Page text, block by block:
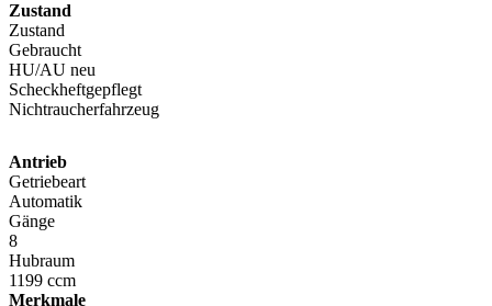
Zustand
Zustand
Gebraucht
HU/AU neu
Scheckheftgepflegt
Nichtraucherfahrzeug
Antrieb
Getriebeart
Automatik
Gänge
8
Hubraum
1199 ccm
Merkmale